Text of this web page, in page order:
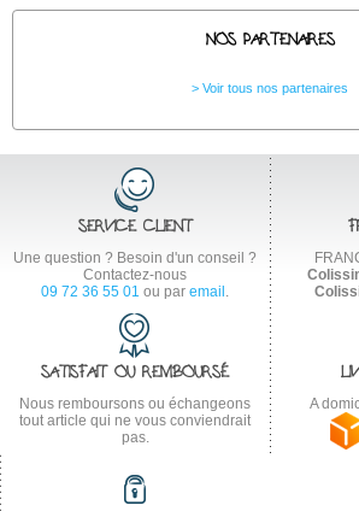
NOS PARTENAIRES
Voir tous nos partenaires
SERVICE CLIENT
Une question ? Besoin d'un conseil ?
Contactez-nous
09 72 36 55 01 ou par email .
SATISFAIT OU REMBOURSÉ
Nous remboursons ou échangeons
tout article qui ne vous conviendrait
pas.
A